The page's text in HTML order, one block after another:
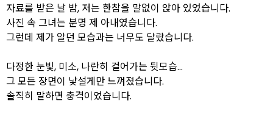
자료를 받은 날 밤, 저는 한참을 말없이 앉아 있었습니다.
사진 속 그녀는 분명 제 아내였습니다.
그런데 제가 알던 모습과는 너무도 달랐습니다.
다정한 눈빛, 미소, 나란히 걸어가는 뒷모습…
그 모든 장면이 낯설게만 느껴졌습니다.
솔직히 말하면 충격이었습니다.